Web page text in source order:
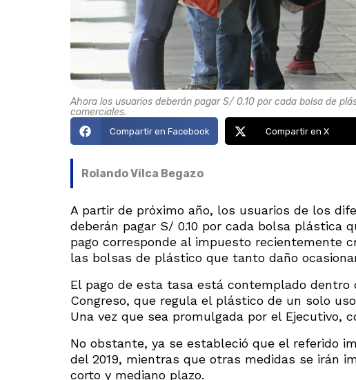
Ahora los usuarios deberán pagar S/ 0.10 por cada bolsa de
comerciales.
Compartir en Facebook Compartir en X
Rolando Vilca Begazo
A partir de próximo año, los usuarios de los
deberán pagar S/ 0.10 por cada bolsa plástica
pago corresponde al impuesto recientemente
las bolsas de plástico que tanto daño
El pago de esta tasa está contemplado
Congreso, que regula el plástico de un solo
Una vez que sea promulgada por el Ejecutivo,
No obstante, ya se estableció que el referido
del 2019, mientras que otras medidas se irán
corto y mediano plazo.